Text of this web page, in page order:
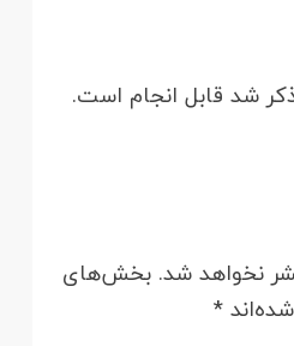
شد قابل انجام است.
نخواهد شد. بخش‌های
*